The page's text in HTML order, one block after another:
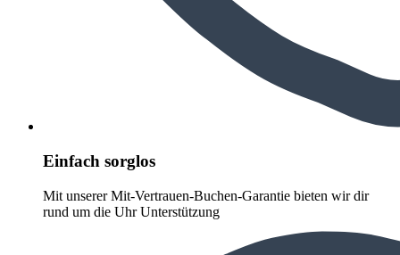
Einfach sorglos
Mit unserer Mit-Vertrauen-Buchen-Garantie bieten wir dir
rund um die Uhr Unterstützung